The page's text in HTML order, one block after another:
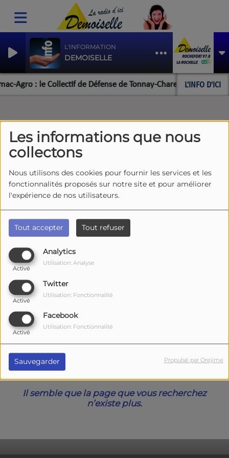
Les informations que nous
collectons
Nous utilisons des cookies pour fournir les services et les
fonctionnalités proposés sur notre site et pour améliorer
l'expérience de nos utilisateurs.
Tout accepter Tout refuser
Analytics
Activé
Utilisation: Analyse
Twitter
Activé
Utilisation: Fonctionnalité
Facebook
Activé
Utilisation: Fonctionnalité
Sauvegarder Propulsé par Orejime
L'INFORMATION
DEMOISELLE
L'INFO D'ICI
Agro : le Collectif de Défense de Tonnay-Charente salue des
Oups, vous avez
rencontré une erreur.
Il semble que la page que vous recherchez
n’existe plus.